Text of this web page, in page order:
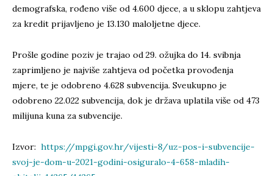
demografska, rođeno više od 4.600 djece, a u sklopu zahtjeva
za kredit prijavljeno je 13.130 maloljetne djece.
Prošle godine poziv je trajao od 29. ožujka do 14. svibnja
zaprimljeno je najviše zahtjeva od početka provođenja
mjere, te je odobreno 4.628 subvencija. Sveukupno je
odobreno 22.022 subvencija, dok je država uplatila više od 473
milijuna kuna za subvencije.
Izvor: https://mpgi.gov.hr/vijesti-8/uz-pos-i-subvencije-
svoj-je-dom-u-2021-godini-osiguralo-4-658-mladih-